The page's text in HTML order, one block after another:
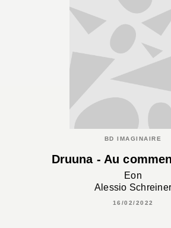
BD IMAGINAIRE
Druuna - Au
Eon
Alessio Schreiner
16/02/2022